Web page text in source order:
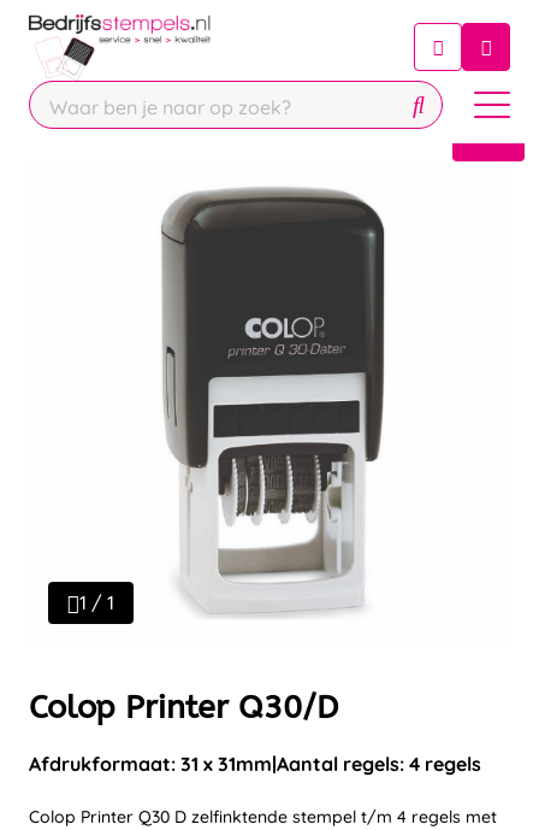
Chatbot
Chat 24/7 met onze chatbot voor
Contact
1 / 1
Colop Printer Q30/D
Afdrukformaat: 31 x 31mm Aantal regels: 4 regels
Colop Printer Q30 D zelfinktende stempel t/m 4 regels met